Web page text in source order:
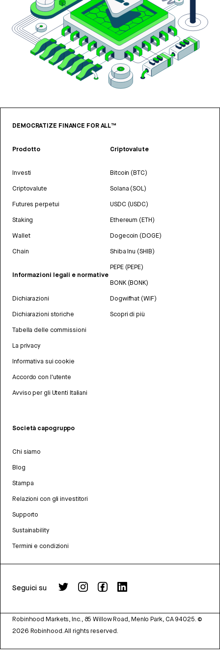
DEMOCRATIZE FINANCE FOR ALL™
Prodotto
Investi
Criptovalute
Futures perpetui
Staking
Wallet
Chain
Informazioni legali e normative
Dichiarazioni
Dichiarazioni storiche
Tabella delle commissioni
La privacy
Informativa sui cookie
Accordo con l'utente
Avviso per gli Utenti Italiani
Criptovalute
Bitcoin (BTC)
Solana (SOL)
USDC (USDC)
Ethereum (ETH)
Dogecoin (DOGE)
Shiba Inu (SHIB)
PEPE (PEPE)
BONK (BONK)
Dogwifhat (WIF)
Scopri di più
Società capogruppo
Chi siamo
Blog
Stampa
Relazioni con gli investitori
Supporto
Sustainability
Termini e condizioni
Seguici su
Robinhood Markets, Inc., 85 Willow Road, Menlo Park, CA 94025. ©
2026 Robinhood. All rights reserved.